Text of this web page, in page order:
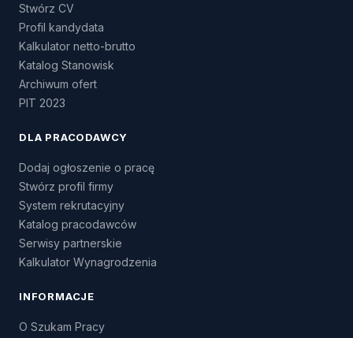
Stwórz CV
Profil kandydata
Kalkulator netto-brutto
Katalog Stanowisk
Archiwum ofert
PIT 2023
DLA PRACODAWCY
Dodaj ogłoszenie o pracę
Stwórz profil firmy
System rekrutacyjny
Katalog pracodawców
Serwisy partnerskie
Kalkulator Wynagrodzenia
INFORMACJE
O Szukam Pracy